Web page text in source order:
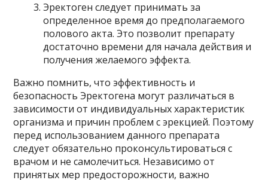
Эректоген следует принимать за
определенное время до предполагаемого
полового акта. Это позволит препарату
достаточно времени для начала действия и
получения желаемого эффекта.
Важно помнить, что эффективность и
безопасность Эректогена могут различаться в
зависимости от индивидуальных характеристик
организма и причин проблем с эрекцией. Поэтому
перед использованием данного препарата
следует обязательно проконсультироваться с
врачом и не самолечиться. Независимо от
принятых мер предосторожности, важно